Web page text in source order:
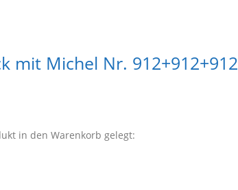
mit Michel Nr. 912+912+912
in den Warenkorb gelegt: